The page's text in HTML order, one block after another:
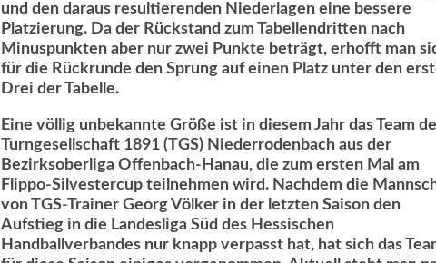
und den daraus resultierenden Niederlagen eine bessere
Platzierung. Da der Rückstand zum Tabellendritten nach
Minuspunkten aber nur zwei Punkte beträgt, erhofft man
für die Rückrunde den Sprung auf einen Platz unter den
Drei der Tabelle.
Eine völlig unbekannte Größe ist in diesem Jahr das Team
Turngesellschaft 1891 (TGS) Niederrodenbach aus der
Bezirksoberliga Offenbach-Hanau, die zum ersten Mal am
Flippo-Silvestercup teilnehmen wird. Nachdem die
von TGS-Trainer Georg Völker in der letzten Saison den
Aufstieg in die Landesliga Süd des Hessischen
Handballverbandes nur knapp verpasst hat, hat sich das